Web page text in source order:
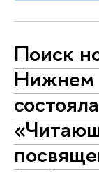
Поиск
Нижнем